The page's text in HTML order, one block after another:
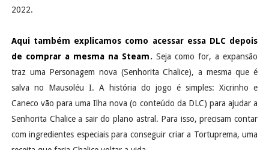
2022.
Aqui também explicamos como acessar essa DLC depois
de comprar a mesma na Steam. Seja como for, a expansão
traz uma Personagem nova (Senhorita Chalice), a mesma que é
salva no Mausoléu I. A história do jogo é simples: Xicrinho e
Caneco vão para uma Ilha nova (o conteúdo da DLC) para ajudar a
Senhorita Chalice a sair do plano astral. Para isso, precisam contar
com ingredientes especiais para conseguir criar a Tortuprema, uma